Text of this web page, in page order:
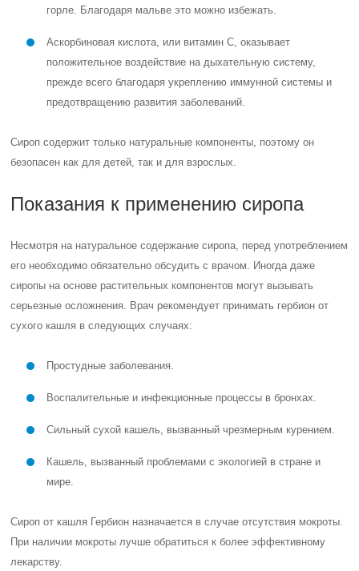
горле. Благодаря мальве это можно избежать.
Аскорбиновая кислота, или витамин С, оказывает
положительное воздействие на дыхательную систему,
прежде всего благодаря укреплению иммунной системы и
предотвращению развития заболеваний.
Сироп содержит только натуральные компоненты, поэтому он
безопасен как для детей, так и для взрослых.
Показания к применению сиропа
Несмотря на натуральное содержание сиропа, перед употреблением
его необходимо обязательно обсудить с врачом. Иногда даже
сиропы на основе растительных компонентов могут вызывать
серьезные осложнения. Врач рекомендует принимать гербион от
сухого кашля в следующих случаях:
Простудные заболевания.
Воспалительные и инфекционные процессы в бронхах.
Сильный сухой кашель, вызванный чрезмерным курением.
Кашель, вызванный проблемами с экологией в стране и
мире.
Сироп от кашля Гербион назначается в случае отсутствия мокроты.
При наличии мокроты лучше обратиться к более эффективному
лекарству.